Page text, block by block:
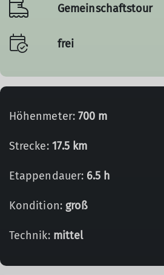
Gemeinschaftstour
frei
Höhenmeter: 700 m
Strecke: 17.5 km
Etappendauer: 6.5 h
Kondition: groß
Technik: mittel